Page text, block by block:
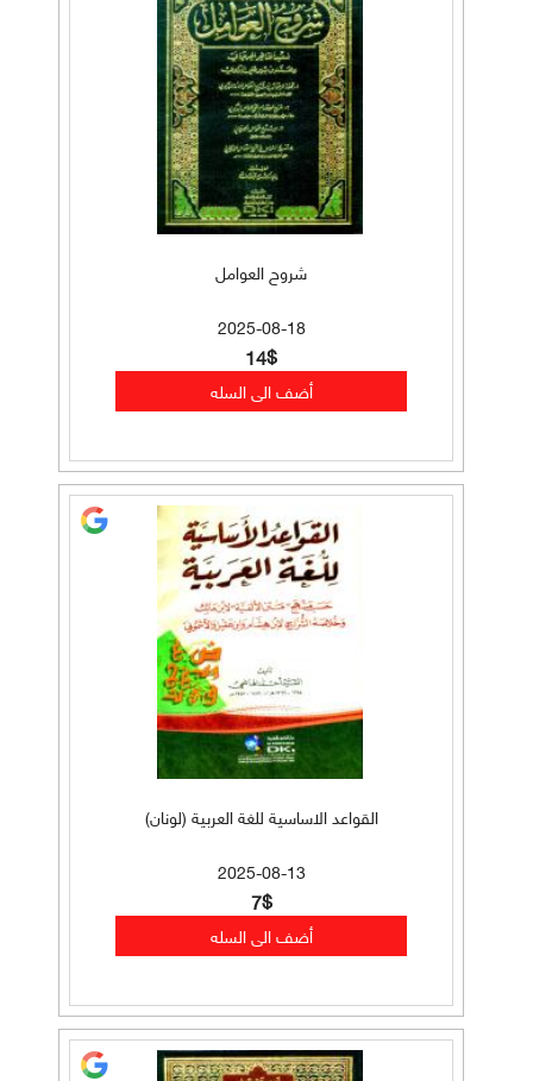
شروح العوامل
2025-08-18
14$
القواعد الاساسية للغة العربية (لونان)
2025-08-13
7$